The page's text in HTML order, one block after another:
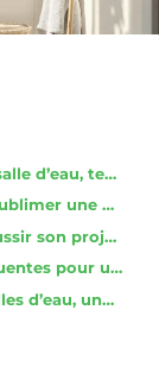
Le contexte actuel de la déco salle d’eau, tendances et enjeux dans les petits espaces
Les 12 inspirations déco pour sublimer une petite salle d’eau
Les conseils pratiques pour réussir son projet déco salle d’eau
La réponse aux questions fréquentes pour une déco de salle d’eau sans faute
Quel avenir pour les petites salles d’eau, une pièce laboratoire ?